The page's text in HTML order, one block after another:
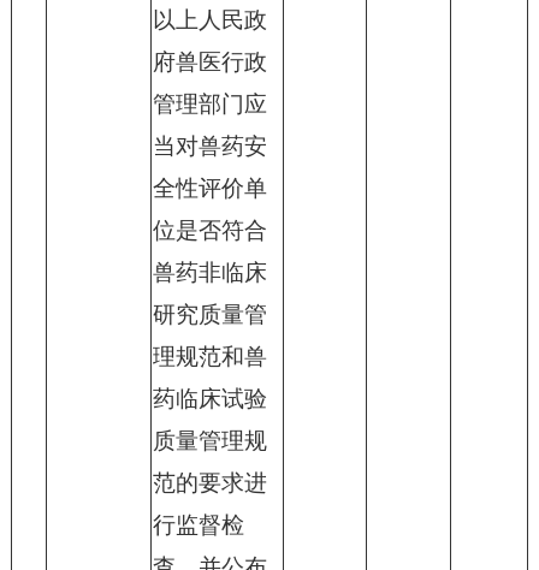
以上人民政
府兽医行政
管理部门应
当对兽药安
全性评价单
位是否符合
兽药非临床
研究质量管
理规范和兽
药临床试验
质量管理规
范的要求进
行监督检